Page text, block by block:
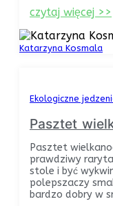
czytaj więcej >>
Katarzyna Kosmala
Ekologiczne
Pasztet
Pasztet
prawdziwy
stole i być
polepszaczy
bardzo dobry w